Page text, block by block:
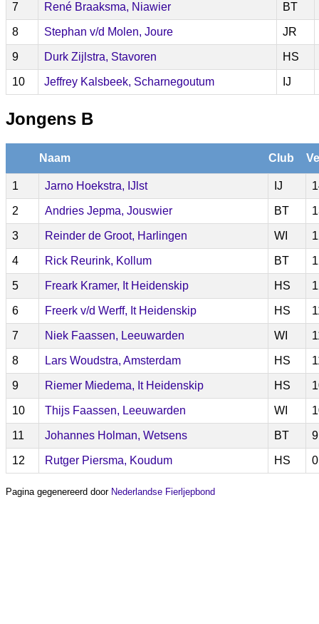
7 René Braaksma, Niawier BT
8 Stephan v/d Molen, Joure JR
9 Durk Zijlstra, Stavoren HS
10 Jeffrey Kalsbeek, Scharnegoutum IJ
Jongens B
Naam Club
1 Jarno Hoekstra, IJlst IJ
2 Andries Jepma, Jouswier BT
3 Reinder de Groot, Harlingen WI
4 Rick Reurink, Kollum BT
5 Freark Kramer, It Heidenskip HS
6 Freerk v/d Werff, It Heidenskip HS
7 Niek Faassen, Leeuwarden WI
8 Lars Woudstra, Amsterdam HS
9 Riemer Miedema, It Heidenskip HS
10 Thijs Faassen, Leeuwarden WI
11 Johannes Holman, Wetsens BT
12 Rutger Piersma, Koudum HS
Pagina gegenereerd door Nederlandse Fierljepbond